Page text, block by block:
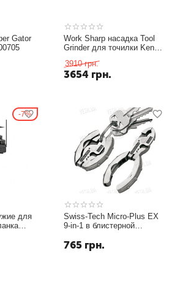
Gator
Work Sharp насадка Tool
Grinder для точилки Ken
3910 грн.
3654 грн.
7%
для
Swiss-Tech Micro-Plus EX
9-in-1 в блистерной
765 грн.